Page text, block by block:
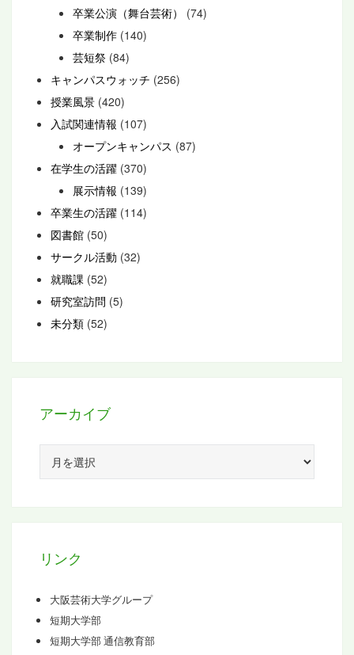
卒業公演（舞台芸術）
(74)
卒業制作 (140)
芸短祭 (84)
キャンパスウォッチ (256)
授業風景 (420)
入試関連情報 (107)
オープンキャンパス (87)
在学生の活躍 (370)
展示情報 (139)
卒業生の活躍 (114)
図書館 (50)
サークル活動 (32)
就職課 (52)
研究室訪問 (5)
未分類 (52)
アーカイブ
カ
リンク
大阪芸術大学グループ
短期大学部
短期大学部 通信教育部